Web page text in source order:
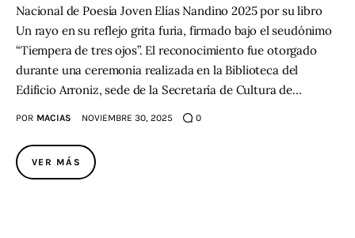
Nacional de Poesía Joven Elías Nandino 2025 por su libro
Un rayo en su reflejo grita furia, firmado bajo el seudónimo
“Tiempera de tres ojos”. El reconocimiento fue otorgado
durante una ceremonia realizada en la Biblioteca del
Edificio Arroniz, sede de la Secretaría de Cultura de…
POR MACIAS NOVIEMBRE 30, 2025 0
VER MÁS